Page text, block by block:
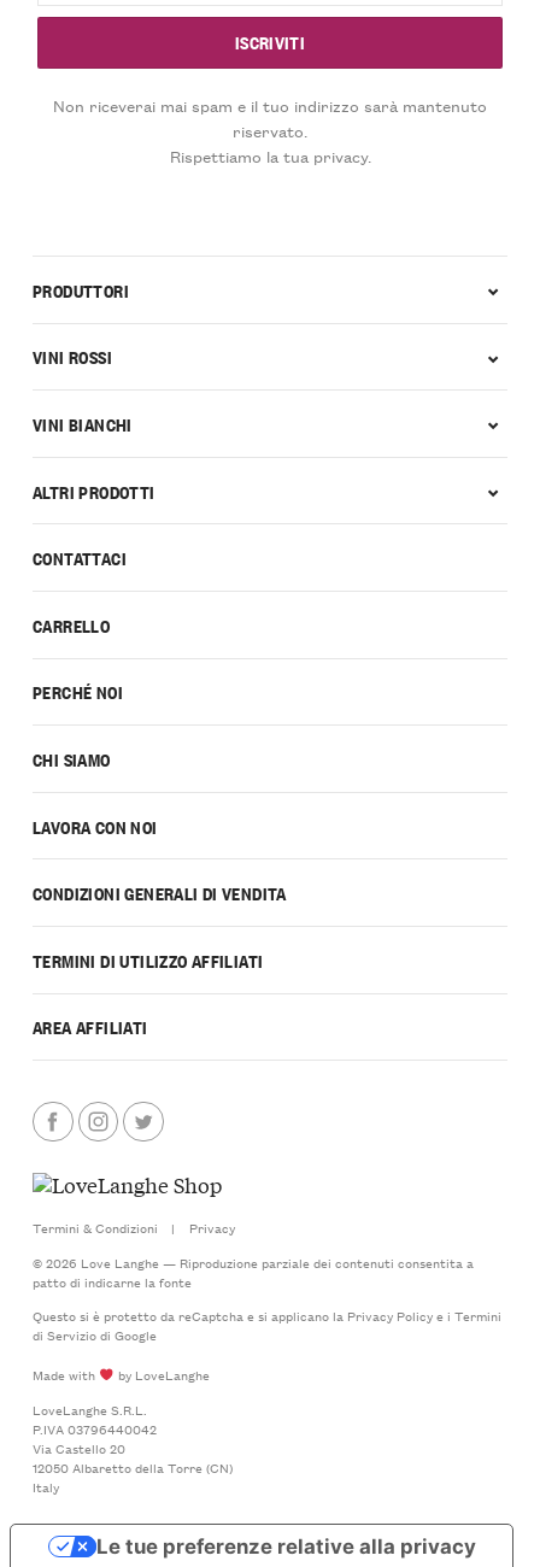
Non riceverai mai spam e il tuo indirizzo sarà mantenuto
riservato.
Rispettiamo la tua privacy.
CONTATTACI
CARRELLO
PERCHÉ NOI
CHI SIAMO
LAVORA CON NOI
CONDIZIONI GENERALI DI VENDITA
TERMINI DI UTILIZZO AFFILIATI
AREA AFFILIATI
PRODUTTORI
VINI ROSSI
VINI BIANCHI
ALTRI PRODOTTI
Termini & Condizioni |
Privacy
© 2026 Love Langhe — Riproduzione parziale dei contenuti consentita a
patto di indicarne la fonte
Questo si è protetto da reCaptcha e si applicano la Privacy Policye i Termini
di Serviziodi Google
Made with
by LoveLanghe
LoveLanghe S.R.L.
P.IVA 03796440042
Via Castello 20
12050 Albaretto della Torre (CN)
Italy
Le tue preferenze relative alla privacy